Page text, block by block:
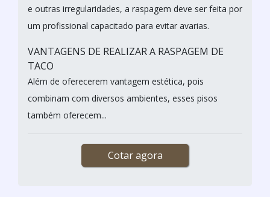
e outras irregularidades, a raspagem deve ser feita por
um profissional capacitado para evitar avarias.
VANTAGENS DE REALIZAR A RASPAGEM DE
TACO
Além de oferecerem vantagem estética, pois
combinam com diversos ambientes, esses pisos
também oferecem...
Cotar agora